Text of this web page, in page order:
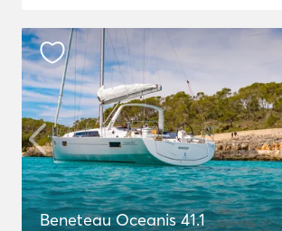
Beneteau Oceanis 41.1